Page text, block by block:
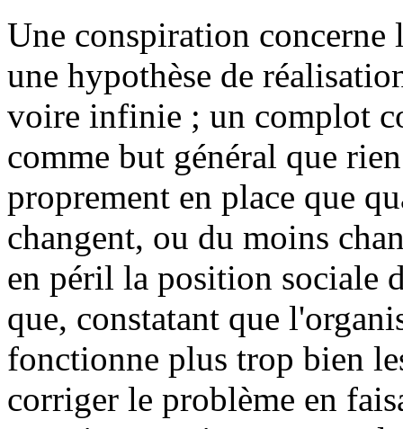
Une conspiration
une hypothèse de
voire infinie ; un complot
comme but général que
proprement en place que
changent, ou du moins
en péril la position sociale
que, constatant que
fonctionne plus trop bien
corriger le problème en